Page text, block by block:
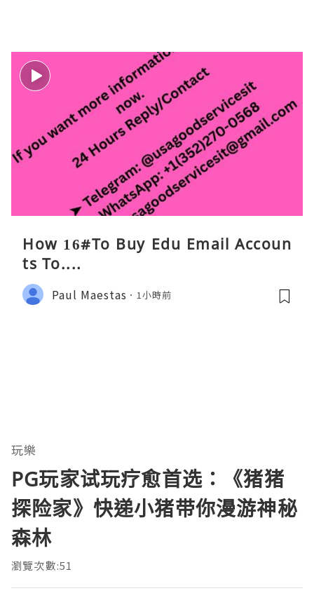
How 16#To Buy Edu Email Accoun
ts To....
Paul Maestas 1小時前
玩樂
PG玩家试玩疗愈首选：《猪猪
探险家》快递小猪带你漫游神秘
森林
瀏覽次數:51